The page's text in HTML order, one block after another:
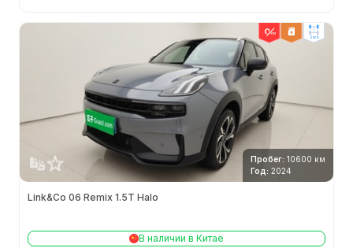
2wd
Пробег: 10600 км
Год: 2024
Link&Co 06 Remix 1.5T Halo
В наличии в Китае